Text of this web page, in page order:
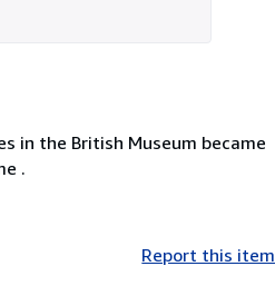
in the British Museum became
.
Report this item